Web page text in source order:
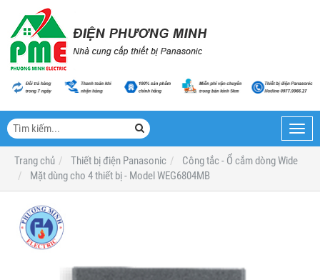
Trang chủ
Thiết bị điện Panasonic
Công tắc - Ổ cắm dòng Wide
Mặt dùng cho 4 thiết bị - Model WEG6804MB